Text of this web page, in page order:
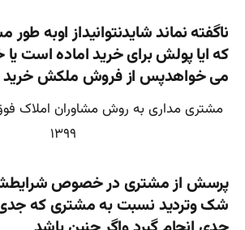
ناگفته نماند شایدنتوانیداز اوبه
که ایا پولش برای خرید اماده است یا
می خواهدپس از فروش ملکش خرید
مشتری مداری به روش مشاوران املاک
۱۳۹۹
پرسش از مشتری در خصوص
شک وتردید نسبت به مشتری که